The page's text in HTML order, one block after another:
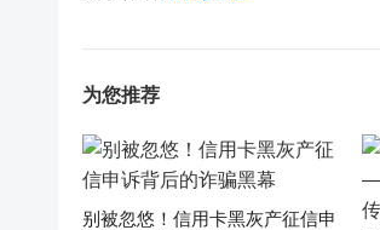
为您推荐
别被忽悠！信用卡黑灰产征信申